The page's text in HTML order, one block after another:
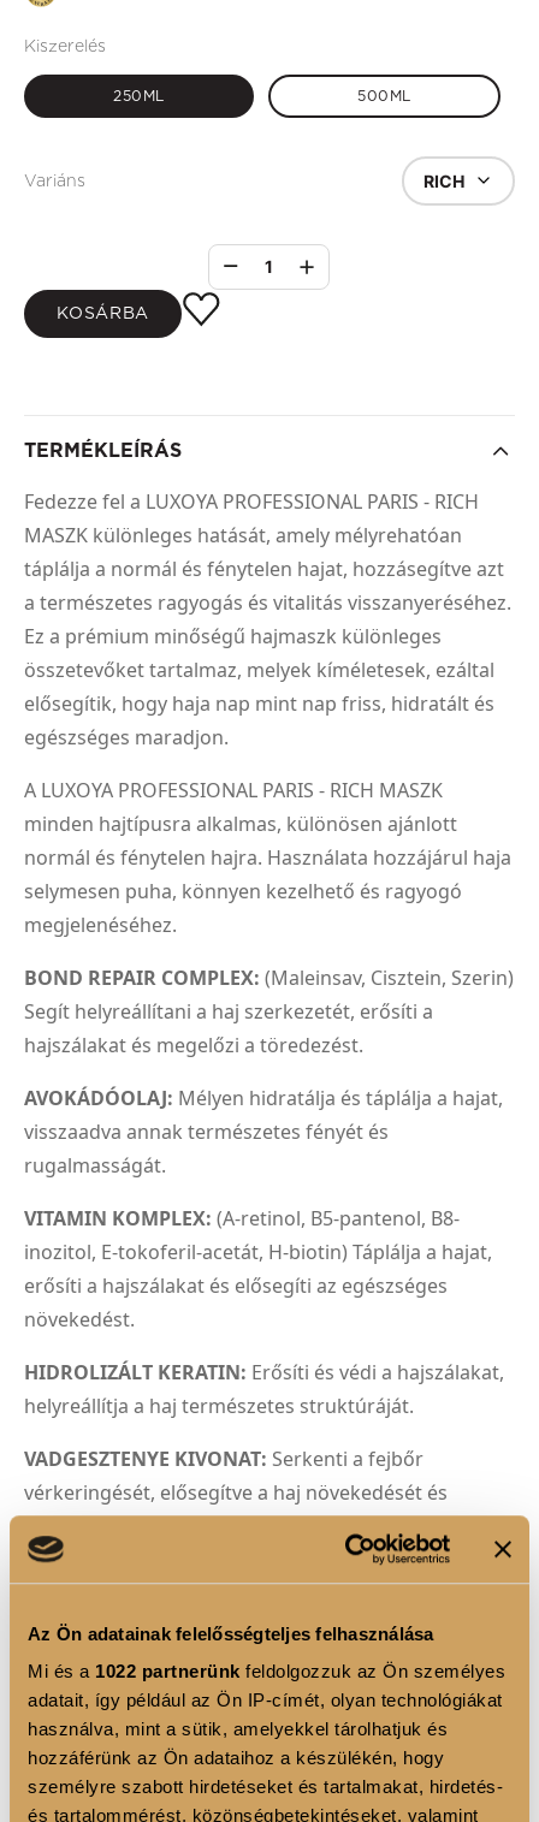
Az Ön adatainak felelősségteljes felhasználása
Mi és a 1022 partnerünk feldolgozzuk az Ön személyes
adatait, így például az Ön IP-címét, olyan technológiákat
használva, mint a sütik, amelyekkel tárolhatjuk és
hozzáférünk az Ön adataihoz a készülékén, hogy
személyre szabott hirdetéseket és tartalmakat, hirdetés-
és tartalommérést, közönségbetekintéseket, valamint
Kiszerelés
250ML 500ML
Variáns RICH
1
KOSÁRBA
TERMÉKLEÍRÁS
Fedezze fel a LUXOYA PROFESSIONAL PARIS - RICH
MASZK különleges hatását, amely mélyrehatóan
táplálja a normál és fénytelen hajat, hozzásegítve azt
a természetes ragyogás és vitalitás visszanyeréséhez.
Ez a prémium minőségű hajmaszk különleges
összetevőket tartalmaz, melyek kíméletesek, ezáltal
elősegítik, hogy haja nap mint nap friss, hidratált és
egészséges maradjon.
A LUXOYA PROFESSIONAL PARIS - RICH MASZK
minden hajtípusra alkalmas, különösen ajánlott
normál és fénytelen hajra. Használata hozzájárul haja
selymesen puha, könnyen kezelhető és ragyogó
megjelenéséhez.
BOND REPAIR COMPLEX: (Maleinsav, Cisztein, Szerin)
Segít helyreállítani a haj szerkezetét, erősíti a
hajszálakat és megelőzi a töredezést.
AVOKÁDÓOLAJ: Mélyen hidratálja és táplálja a hajat,
visszaadva annak természetes fényét és
rugalmasságát.
VITAMIN KOMPLEX: (A-retinol, B5-pantenol, B8-
inozitol, E-tokoferil-acetát, H-biotin) Táplálja a hajat,
erősíti a hajszálakat és elősegíti az egészséges
növekedést.
HIDROLIZÁLT KERATIN: Erősíti és védi a hajszálakat,
helyreállítja a haj természetes struktúráját.
VADGESZTENYE KIVONAT: Serkenti a fejbőr
vérkeringését, elősegítve a haj növekedését és
CSIPKEBOGYÓOLAJ:Regeneráló és antioxidáns
BÚZACSÍRAOLAJ:Gazdag vitaminokban és ásványi
anyagokban, táplálja és erősíti a hajat.
Élvezze a professzionális hajápolás luxusát
otthonában a LUXOYA PROFESSIONAL PARIS - RICH